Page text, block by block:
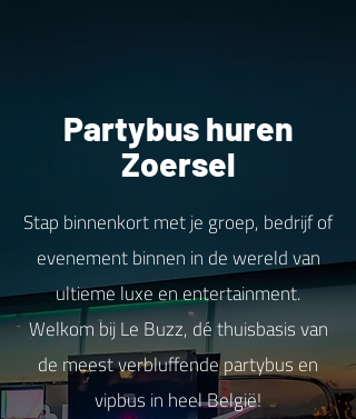
Partybus huren
Zoersel
Stap binnenkort met je groep, bedrijf of
evenement binnen in de wereld van
ultieme luxe en entertainment.
Welkom bij Le Buzz, dé thuisbasis van
de meest verbluffende partybus en
vipbus in heel België!